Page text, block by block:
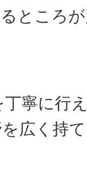
ところ
寧に行
広く持